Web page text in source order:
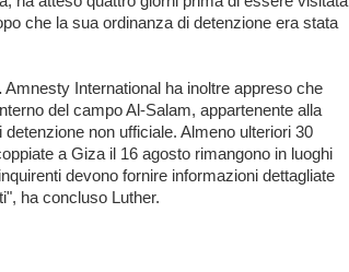
che la sua ordinanza di detenzione era stata
Amnesty International ha inoltre appreso che
del campo Al-Salam, appartenente alla
non ufficiale. Almeno ulteriori 30
a Giza il 16 agosto rimangono in luoghi
devono fornire informazioni dettagliate
ha concluso Luther.